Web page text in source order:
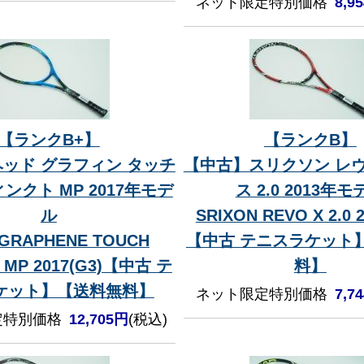
ランクB+】
ド グラフィン タッチ
ンクト MP 2017年モデ
ル
TOUCH
2017(G3)【中古 テ
ット】【送料無料】
別価格 12,705円 (税込)
【ランクB】
【中古】スリクソン レ
ス 2.0 2013年モ
SRIXON REVO X 2.0
【中古 テニスラケット
料】
ネット限定特別価格